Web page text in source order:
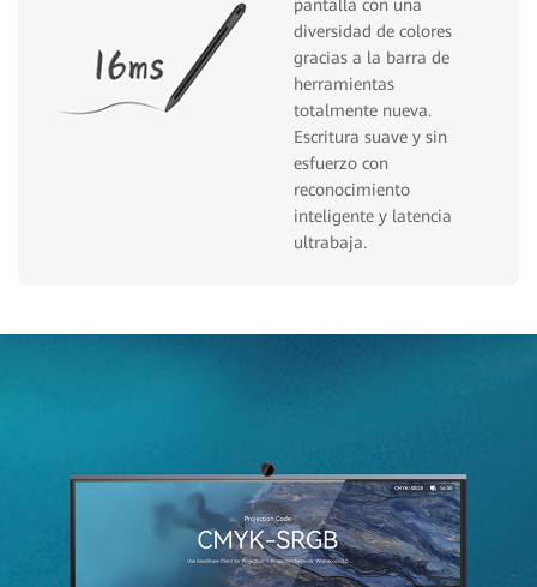
pantalla con una
diversidad de colores
gracias a la barra de
herramientas
totalmente nueva.
Escritura suave y sin
esfuerzo con
reconocimiento
inteligente y latencia
ultrabaja.